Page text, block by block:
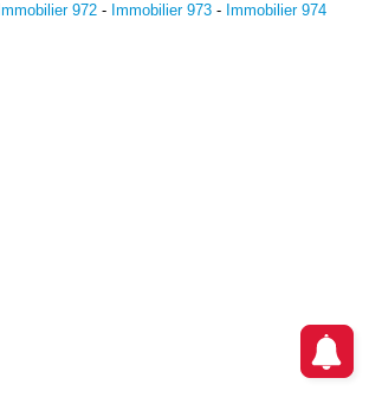
Immobilier 972 - Immobilier 973 - Immobilier 974